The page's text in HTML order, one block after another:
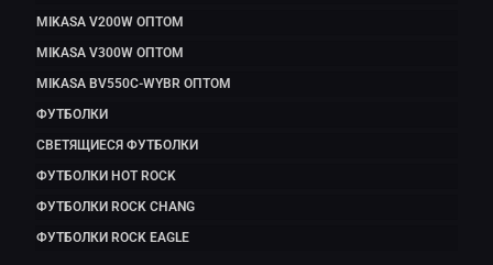
MIKASA V200W ОПТОМ
MIKASA V300W ОПТОМ
MIKASA BV550C-WYBR ОПТОМ
ФУТБОЛКИ
СВЕТЯЩИЕСЯ ФУТБОЛКИ
ФУТБОЛКИ HOT ROCK
ФУТБОЛКИ ROCK CHANG
ФУТБОЛКИ ROCK EAGLE